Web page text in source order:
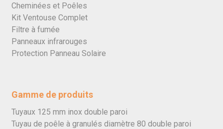
Cheminées et Poêles
Kit Ventouse Complet
Filtre à fumée
Panneaux infrarouges
Protection Panneau Solaire
Gamme de produits
Tuyaux 125 mm inox double paroi
Tuyau de poêle à granulés diamètre 80 double paroi